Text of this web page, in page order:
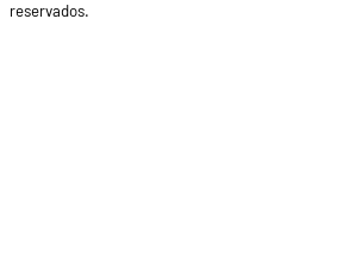
reservados.